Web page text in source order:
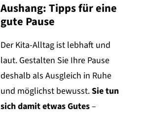
Aushang: Tipps für eine
gute Pause
Der Kita-Alltag ist lebhaft und
laut. Gestalten Sie Ihre Pause
deshalb als Ausgleich in Ruhe
und möglichst bewusst.Sie tun
sich damit etwas Gutes–